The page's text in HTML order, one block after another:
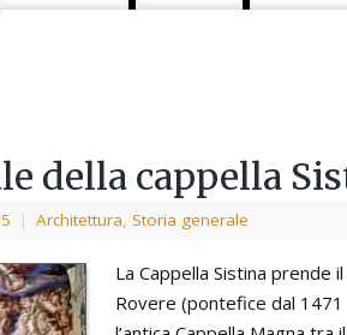
della cappella
| Architettura, Storia generale
La Cappella Sistina prende
Rovere (pontefice dal